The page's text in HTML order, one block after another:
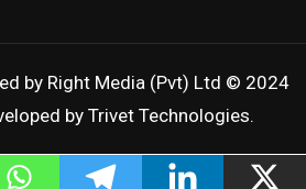
by Right Media (Pvt) Ltd © 2024
by Trivet Technologies.